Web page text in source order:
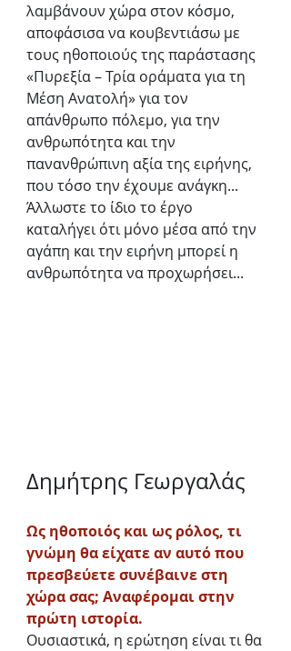
λαμβάνουν χώρα στον κόσμο,
αποφάσισα να κουβεντιάσω με
τους ηθοποιούς της παράστασης
«Πυρεξία – Τρία οράματα για τη
Μέση Ανατολή» για τον
απάνθρωπο πόλεμο, για την
ανθρωπότητα και την
πανανθρώπινη αξία της ειρήνης,
που τόσο την έχουμε ανάγκη...
Άλλωστε το ίδιο το έργο
καταλήγει ότι μόνο μέσα από την
αγάπη και την ειρήνη μπορεί η
ανθρωπότητα να προχωρήσει...
Δημήτρης Γεωργαλάς
Ως ηθοποιός και ως ρόλος, τι
γνώμη θα είχατε αν αυτό που
πρεσβεύετε συνέβαινε στη
χώρα σας; Αναφέρομαι στην
πρώτη ιστορία.
Ουσιαστικά, η ερώτηση είναι τι θα